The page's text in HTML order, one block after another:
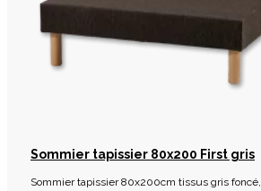
Sommier tapissier 80x200 First gris
Sommier tapissier 80x200cm tissus gris foncé,